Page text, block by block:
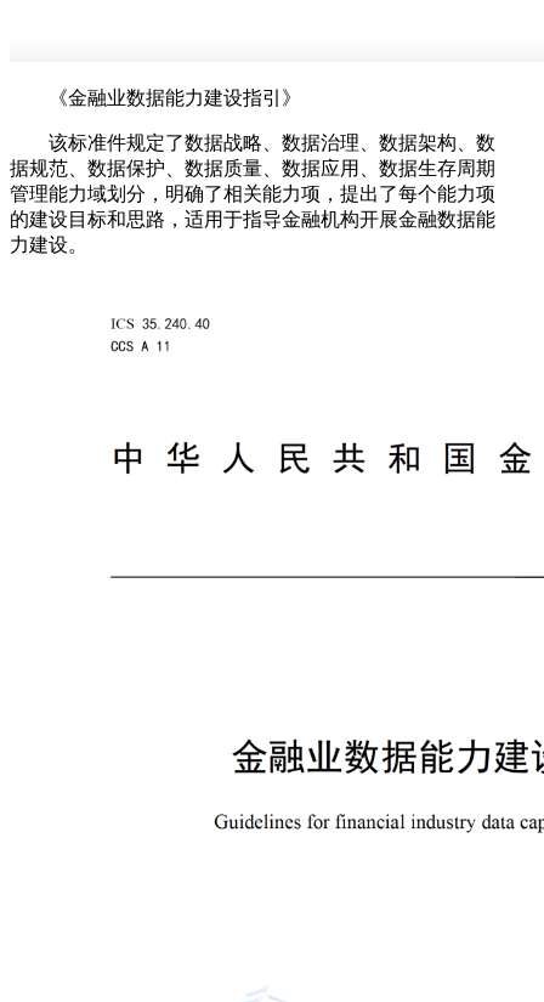
《金融业数据能力建设指引》
该标准件规定了数据战略、数据治理、数据架构、数
据规范、数据保护、数据质量、数据应用、数据生存周期
管理能力域划分，明确了相关能力项，提出了每个能力项
的建设目标和思路，适用于指导金融机构开展金融数据能
力建设。